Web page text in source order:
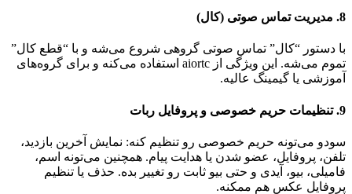
8. مدیریت تماس صوتی (کال)
با دستور “کال” تماس صوتی گروهی شروع می‌شه و با “قطع کال”
تموم می‌شه. این ویژگی از aiortc استفاده می‌کنه و برای گروه‌های
آموزشی یا گیمینگ عالیه.
9. تنظیمات حریم خصوصی و پروفایل ربات
سودو می‌تونه حریم خصوصی رو تنظیم کنه: نمایش آخرین بازدید،
تلفن، پروفایل، عضو شدن یا هدایت پیام. همچنین می‌تونه اسم،
فامیلی، بیو، آیدی و حتی بیو ثابت رو تغییر بده. حذف یا تنظیم
پروفایل عکس هم ممکنه.